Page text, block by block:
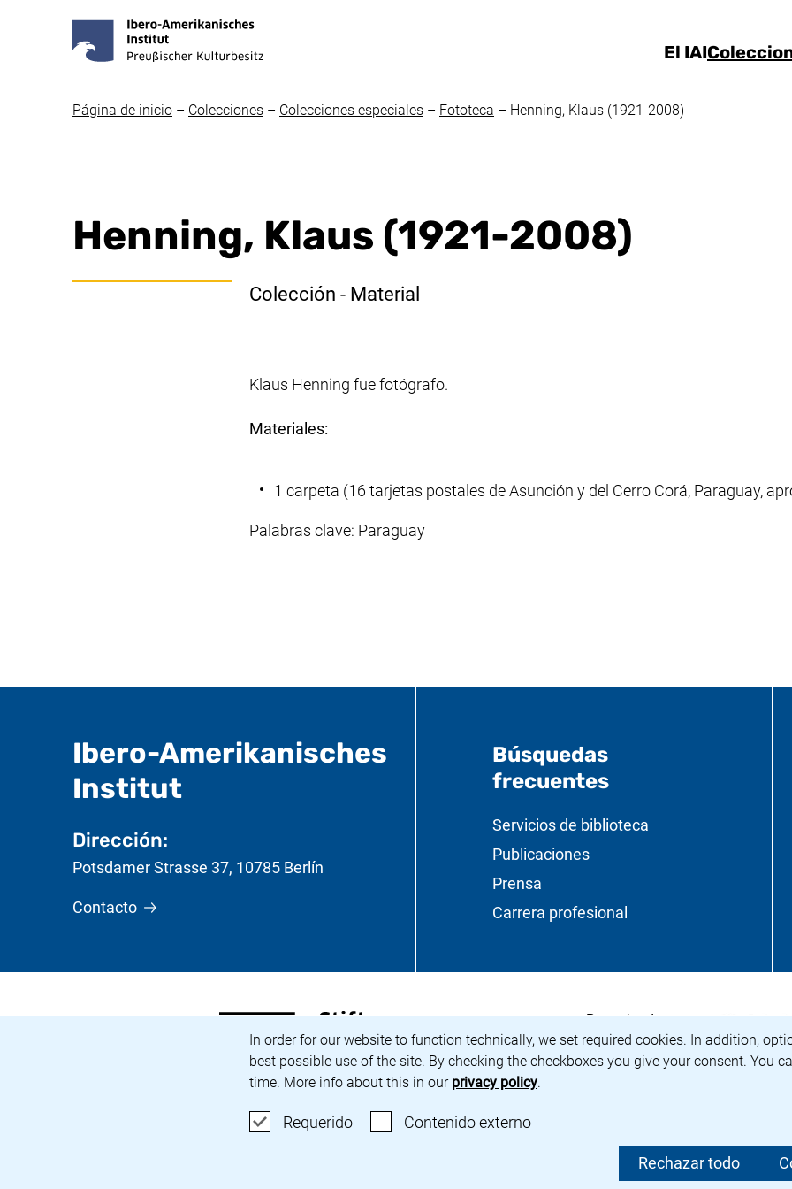
In order for our website to function technically, we set required cookies. In addition,
best possible use of the site. By checking the checkboxes you give your consent. You
time. More info about this in our privacy policy.
RequeridoAceptar cookies requeridas
Contenido externo: Aceptar contenido/cookies externas
Rechazar todo
El IAI
Página de inicio – Colecciones – Colecciones especiales – Fototeca – Henning, Klaus (1921-2008)
Henning, Klaus (1921-2008)
Colección - Material
Klaus Henning fue fotógrafo.
Materiales:
1 carpeta (16 tarjetas postales de Asunción y del Cerro Corá, Paraguay,
Palabras clave: Paraguay
Ibero-Amerikanisches
Institut- Información útil
Dirección:
Potsdamer Strasse 37, 10785 Berlín
Contacto
Búsquedas
frecuentes
Servicios de biblioteca
Publicaciones
Prensa
Carrera profesional
<span lang="de">Stiftung Preußischer Kulturbesitz</span>
(enlace externo, abre una nueva ventana) Patrocinado por:
Protección de datosConfiguración